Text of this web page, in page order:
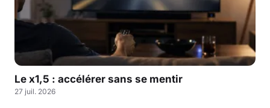
Le x1,5 : accélérer sans se mentir
27 juil. 2026